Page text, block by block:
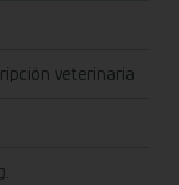
veterinaria